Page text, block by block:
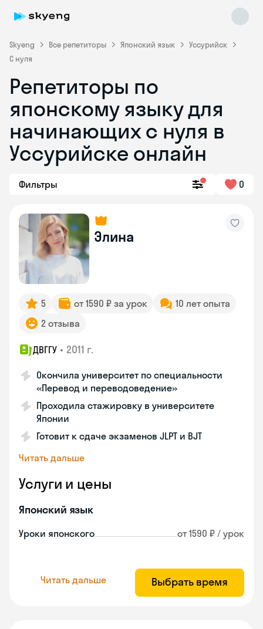
Skyeng Все репетиторы Японский язык
Уссурийск
С нуля
Репетиторы по
японскому языку для
начинающих с нуля в
Уссурийске онлайн
Фильтры 0
Элина
5 от 1590 ₽ за урок
10 лет опыта
2 отзыва
ДВГГУ • 2011 г.
Окончила университет по специальности
«Перевод и переводоведение»
Проходила стажировку в университете
Японии
Готовит к сдаче экзаменов JLPT и BJT
Читать дальше
Услуги и цены
Японский язык
Уроки японского от 1590 ₽ / урок
Читать дальше Выбрать время
Skyeng Chat
online